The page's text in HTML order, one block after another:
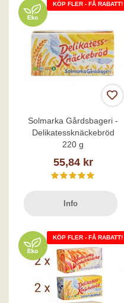
KÖP FLER - FÅ RABATT!
Solmarka Gårdsbageri -
Delikatessknäckebröd
220 g
55,84 kr
Info
KÖP FLER - FÅ RABATT!